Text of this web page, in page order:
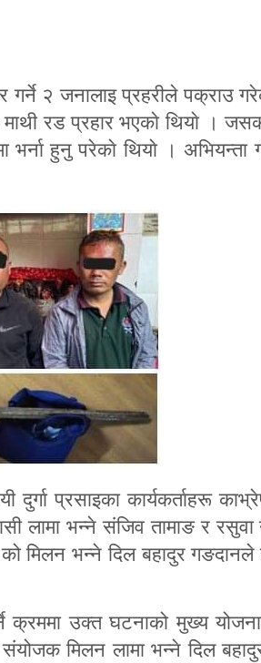
गर्ने २ जनालाइ प्रहरीले पक्राउ
माथी रड प्रहार भएकाे थियाे ।
हुनु परेकाे थियाे । अभियन्ता
दुर्गा प्रसाइका कार्यकर्ताहरू
लामा भन्ने संजिव तामाङ र
मिलन भन्ने दिल बहादुर गङदानले
क्रममा उक्त घटनाको मुख्य
संयोजक मिलन लामा भन्ने दिल